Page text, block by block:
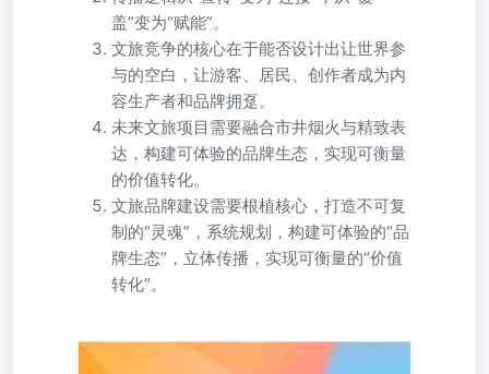
盖”变为“赋能”。
文旅竞争的核心在于能否设计出让世界参
与的空白，让游客、居民、创作者成为内
容生产者和品牌拥趸。
未来文旅项目需要融合市井烟火与精致表
达，构建可体验的品牌生态，实现可衡量
的价值转化。
文旅品牌建设需要根植核心，打造不可复
制的“灵魂”，系统规划，构建可体验的“品
牌生态”，立体传播，实现可衡量的“价值
转化”。
中国传媒大学区域品牌与传播研究院 公众号·中传区域品牌